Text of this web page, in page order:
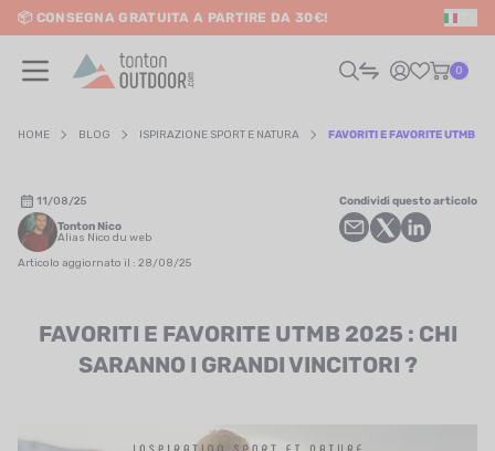
content
📦 CONSEGNA GRATUITA A PARTIRE DA 30€!
0
/ VIAGGIO
HOME BLOG ISPIRAZIONE SPORT E NATURA FAVORITI E FAVORITE UTMB
11/08/25
Tonton Nico
Alias Nico du web
Articolo aggiornato il : 28/08/25
Condividi questo articolo
FAVORITI E FAVORITE UTMB 2025 : CHI
SARANNO I GRANDI VINCITORI ?